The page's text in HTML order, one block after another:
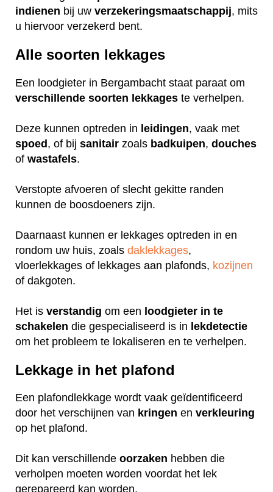
indienen bij uw verzekeringsmaatschappij, mits
u hiervoor verzekerd bent.
Alle soorten lekkages
Een loodgieter in Bergambacht staat paraat om
verschillende soorten lekkages te verhelpen.
Deze kunnen optreden in leidingen, vaak met
spoed, of bij sanitair zoals badkuipen, douches
of wastafels.
Verstopte afvoeren of slecht gekitte randen
kunnen de boosdoeners zijn.
Daarnaast kunnen er lekkages optreden in en
rondom uw huis, zoals daklekkages,
vloerlekkages of lekkages aan plafonds, kozijnen
of dakgoten.
Het is verstandig om een loodgieter in te
schakelen die gespecialiseerd is in lekdetectie
om het probleem te lokaliseren en te verhelpen.
Lekkage in het plafond
Een plafondlekkage wordt vaak geïdentificeerd
door het verschijnen van kringen en verkleuring
op het plafond.
Dit kan verschillende oorzaken hebben die
verholpen moeten worden voordat het lek
gerepareerd kan worden.